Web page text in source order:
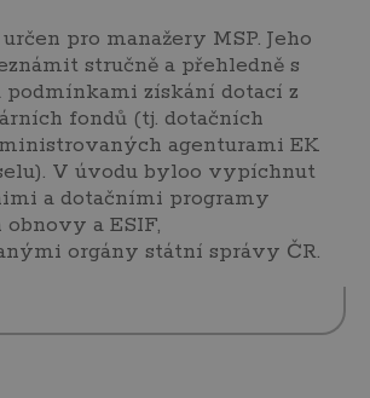
pro manažery MSP. Jeho
stručně a přehledně s
podmínkami získání dotací z
fondů (tj. dotačních
agenturami EK
V úvodu byloo vypíchnut
a dotačními programy
a ESIF,
orgány státní správy ČR.